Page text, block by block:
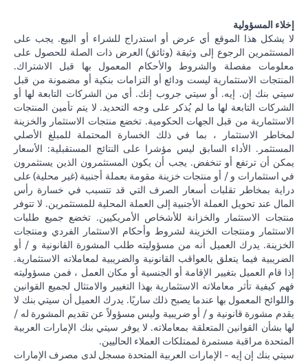
إخلاء المسؤولية
لا يشكل هذا الموقع أي عرض أو استدراج للشراء أو البيع. يجب على
المستثمرين الرجوع إلى وثيقة (وثائق) العرض ذات الصلة للحصول على
معلومات مفصلة والشروط والأحكام المعمول بها قبل الاشتراك.
المنتجات الاستثمارية ليست ودائع أو التزامات بنكية أو مضمونة من قبل
سيتي بنك إن. إيه. أو سيتي جروب إنك. أي من الشركات التابعة لها أو
الشركات التابعة لها ما لم يُذكر على وجه التحديد. لا يتم تأمين المنتجات
الاستثمارية من قبل الجهات الحكومية. تخضع منتجات الاستثمار والخزينة
لمخاطر الاستثمار ، بما في ذلك الخسارة المحتملة للمبلغ الأصلي
المستثمر. الأداء السابق ليس مؤشرا على النتائج المستقبلية: الأسعار
يمكن أن ترتفع أو تنخفض. يجب أن يكون المستثمرون الذين يستثمرون
في استثمارات و / أو منتجات خزينة مقومة بعملة أجنبية (غير محلية) على
دراية بمخاطر تقلبات أسعار الصرف التي قد تتسبب في خسارة رأس
المال عند تحويل العملة الأجنبية إلى العملة المحلية للمستثمرين. لا تتوفر
منتجات الاستثمار والخزانة للأشخاص الأمريكيين. تخضع جميع طلبات
الاستثمار ومنتجات الخزينة لشروط وأحكام الاستثمار الفردي ومنتجات
الخزينة. يدرك العميل أنه من مسؤوليته طلب المشورة القانونية و / أو
الضريبية فيما يتعلق بالعواقب القانونية والضريبية لمعاملاته الاستثمارية.
إذا قام العميل بتغيير الإقامة أو الجنسية أو مكان العمل ، فمن مسؤوليته
فهم كيفية تأثر معاملاته الاستثمارية بهذا التغيير والامتثال لجميع القوانين
واللوائح المعمول بها عندما يصبح ذلك ساريًا. يدرك العميل أن سيتي بنك لا
يقدم مشورة قانونية و / أو ضريبية وليس مسؤولاً عن تقديم المشورة له /
لها بشأن القوانين المتعلقة بمعاملاته. لا يوفر سيتي بنك الإمارات العربية
المتحدة مراقبة مستمرة لممتلكات العملاء الحاليين.
سيتي بنك إن إيه - الإمارات العربية المتحدة مسجل لدى مصرف الإمارات